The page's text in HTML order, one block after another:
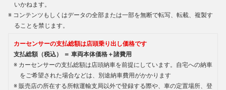
いかねます。
コンテンツもしくはデータの全部または一部を無断で転写、転載、複製す
ることを禁じます。
カーセンサーの支払総額は店頭乗り出し価格です
支払総額（税込） ＝ 車両本体価格＋諸費用
カーセンサーの支払総額は店頭納車を前提にしています。自宅への納車
をご希望された場合などは、別途納車費用がかかります
販売店の所在する所轄運輸支局以外で登録する際や、車の定置場所、登